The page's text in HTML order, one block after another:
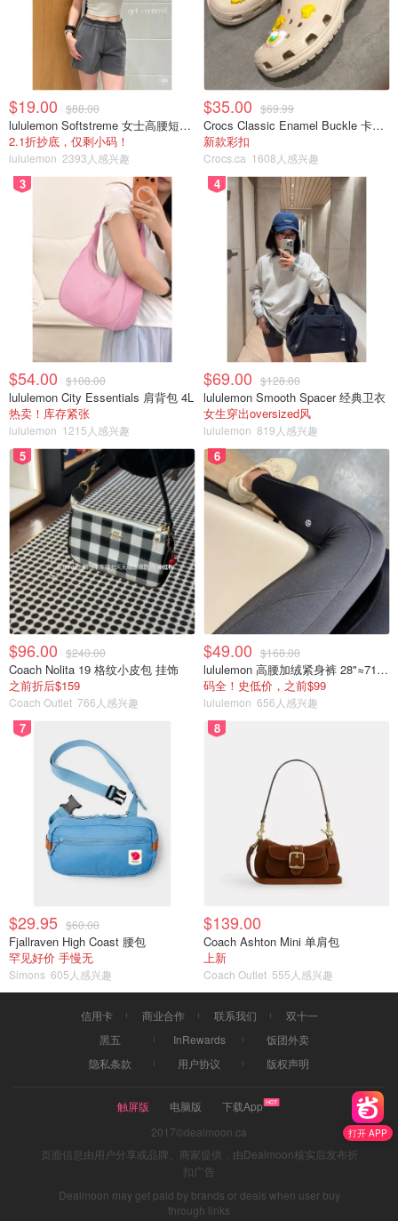
打开 APP
$19.00 $88.00
lululemon Softstreme 女士高腰短裤 10cm
2.1折抄底，仅剩小码！
lululemon 2393人感兴趣
$35.00 $69.99
Crocs Classic Enamel Buckle 卡骆驰布扣便鞋
新款彩扣
Crocs.ca 1608人感兴趣
3
$54.00 $108.00
lululemon City Essentials 肩背包 4L
热卖！库存紧张
lululemon 1215人感兴趣
4
$69.00 $128.00
lululemon Smooth Spacer 经典卫衣
女生穿出oversized风
lululemon 819人感兴趣
5
$96.00 $240.00
Coach Nolita 19 格纹小皮包 挂饰
之前折后$159
Coach Outlet 766人感兴趣
6
$49.00 $168.00
lululemon 高腰加绒紧身裤 28"≈71cm 5个口袋
码全！史低价，之前$99
lululemon 656人感兴趣
7
$29.95 $60.00
Fjallraven High Coast 腰包
罕见好价 手慢无
Simons 605人感兴趣
8
$139.00
Coach Ashton Mini 单肩包
上新
Coach Outlet 555人感兴趣
信用卡 商业合作 联系我们
双十一
黑五
InRewards
饭团外卖
隐私条款
用户协议 版权声明
触屏版 电脑版
下载App
2017©dealmoon.ca
页面信息由用户分享或品牌、商家提供，由Dealmoon核实后发布折
扣广告
Dealmoon may get paid by brands or deals when user buy
through links